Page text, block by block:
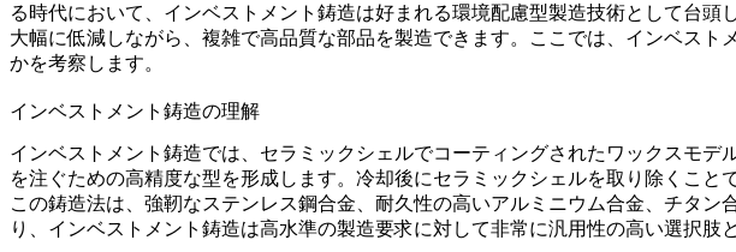
る時代において、インベストメント鋳造は好まれる環境配慮型製造技術として台頭
大幅に低減しながら、複雑で高品質な部品を製造できます。ここでは、インベス
かを考察します。
インベストメント鋳造の理解
インベストメント鋳造では、セラミックシェルでコーティングされたワックスモ
を注ぐための高精度な型を形成します。冷却後にセラミックシェルを取り除くこと
この鋳造法は、強靭なステンレス鋼合金 、耐久性の高いアルミニウム合金 、チタン
り、インベストメント鋳造は高水準の製造要求に対して非常に汎用性の高い選択肢